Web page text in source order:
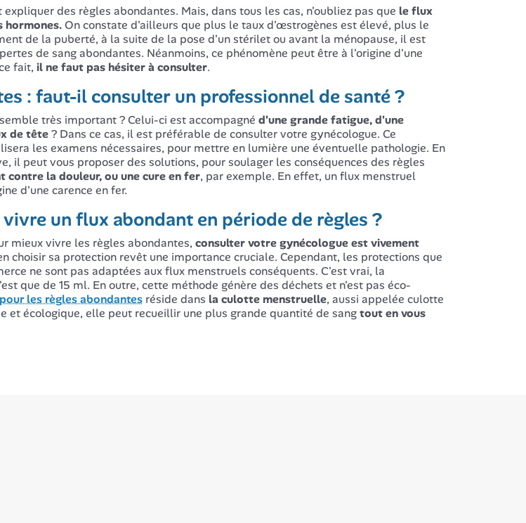
des règles abondantes. Mais, dans tous les cas, n'oubliez pas que le flux
hormones.On constate d'ailleurs que plus le taux d'œstrogènes est élevé, plus le
de la puberté, à la suite de la pose d'un stérilet ou avant la ménopause, il est
de sang abondantes. Néanmoins, ce phénomène peut être à l'origine d'une
fait,il ne faut pas hésiter à consulter.
: faut-il consulter un professionnel de santé ?
très important ? Celui-ci est accompagné d'une grande fatigue, d'une
de tête? Dans ce cas, il est préférable de consulter votre gynécologue. Ce
les examens nécessaires, pour mettre en lumière une éventuelle pathologie. En
il peut vous proposer des solutions, pour soulager les conséquences des règles
contre la douleur, ou une cure en fer, par exemple. En effet, un flux menstruel
d'une carence en fer.
un flux abondant en période de règles ?
mieux vivre les règles abondantes,consulter votre gynécologue est vivement
choisir sa protection revêt une importance cruciale. Cependant, les protections que
ne sont pas adaptées aux flux menstruels conséquents. C'est vrai, la
que de 15 ml. En outre, cette méthode génère des déchets et n'est pas éco-
les règles abondantes réside dans la culotte menstruelle, aussi appelée culotte
et écologique, elle peut recueillir une plus grande quantité de sangtout en vous